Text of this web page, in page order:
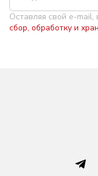
Оставляя свой e-mail,
сбор, обработку и